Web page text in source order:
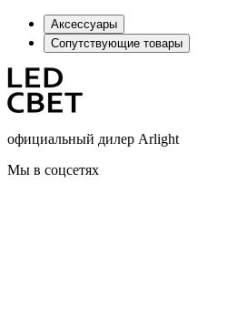
Аксессуары
Сопутствующие товары
официальный дилер Arlight
Мы в соцсетях